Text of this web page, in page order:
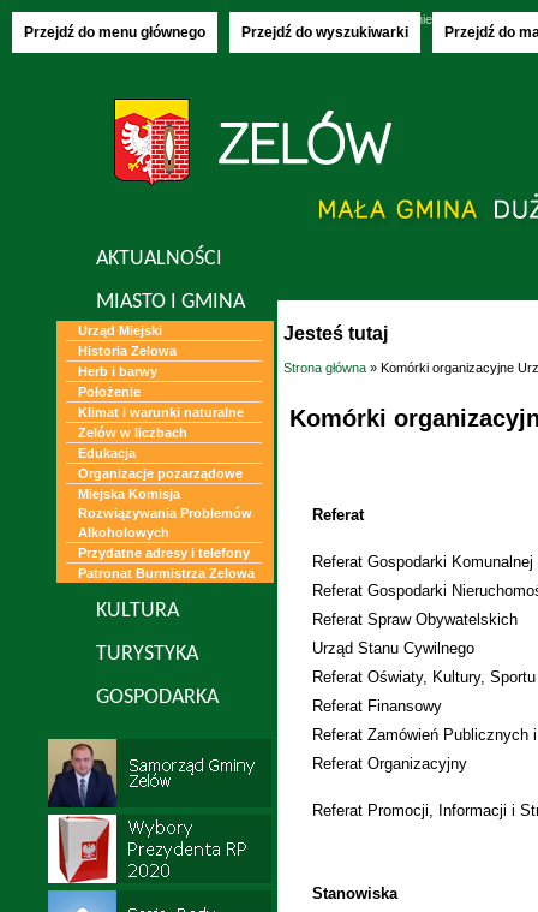
Przejdź do menu głównego Przejdź do wyszukiwarki Przejdź do
imieniny:
AKTUALNOŚCI
MIASTO I GMINA
Urząd Miejski
Historia Zelowa
Herb i barwy
Położenie
Klimat i warunki naturalne
Zelów w liczbach
Edukacja
Organizacje pozarządowe
Miejska Komisja
Rozwiązywania Problemów
Alkoholowych
Przydatne adresy i telefony
Patronat Burmistrza Zelowa
KULTURA
TURYSTYKA
GOSPODARKA
Jesteś tutaj
Strona główna » Komórki organizacyjne
Komórki
Referat
Referat Gospodarki
Referat Gospodarki
Referat Spraw Obywatelskich
Urząd Stanu Cywilnego
Referat Oświaty, Kultury,
Referat Finansowy
Referat Zamówień Publicznych
Referat Organizacyjny
Referat Promocji, Informacji i
Stanowiska